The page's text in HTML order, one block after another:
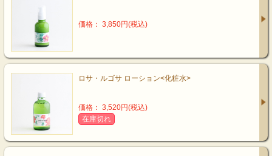
価格： 3,850円(税込)
ロサ・ルゴサ ローション<化粧水>
価格： 3,520円(税込)
在庫切れ